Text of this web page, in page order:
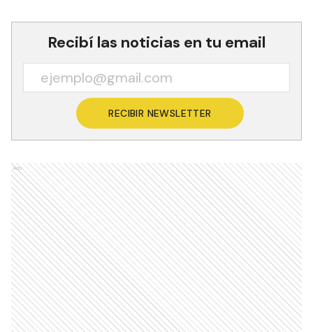
Recibí las noticias en tu email
RECIBIR NEWSLETTER
Ads